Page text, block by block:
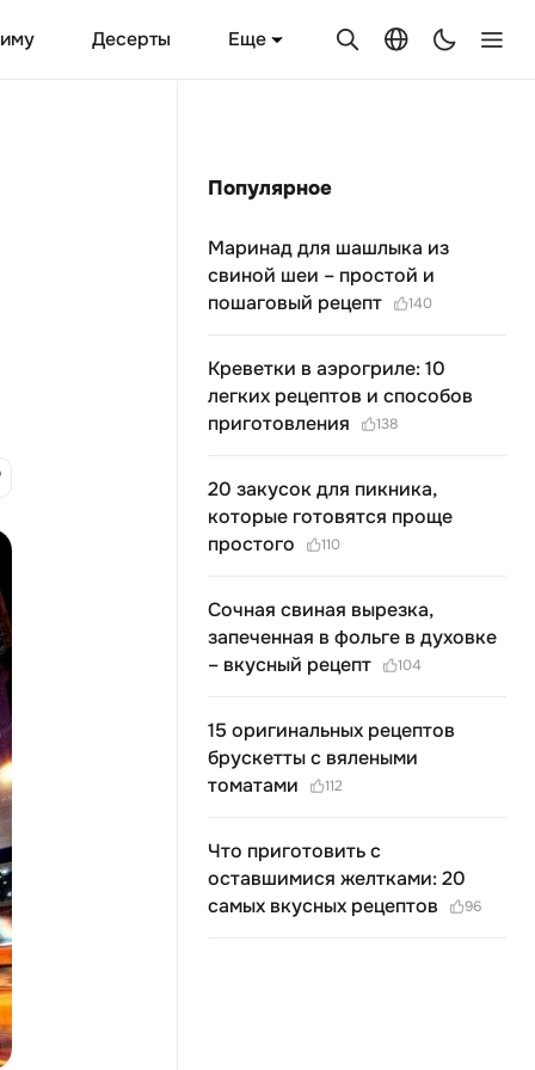
Десерты Еще
Популярное
Маринад для шашлыка из
свиной шеи – простой и
пошаговый рецепт
140
Креветки в аэрогриле: 10
легких рецептов и способов
приготовления
138
20 закусок для пикника,
которые готовятся проще
простого
110
Сочная свиная вырезка,
запеченная в фольге в духовке
– вкусный рецепт
104
15 оригинальных рецептов
брускетты с вялеными
томатами
112
Что приготовить с
оставшимися желтками: 20
самых вкусных рецептов
96